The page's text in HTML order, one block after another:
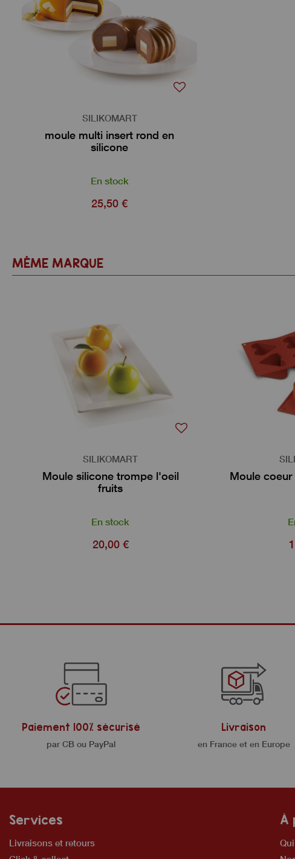
SILIKOMART
moule multi insert rond en
silicone
En stock
25,50 €
MÊME MARQUE
SILIKOMART
Moule silicone trompe l'oeil
fruits
En stock
20,00 €
Moule
Paiement 100% sécurisé
par CB ou PayPal
Livraison
en France et en Europe
Services
Livraisons et retours
À